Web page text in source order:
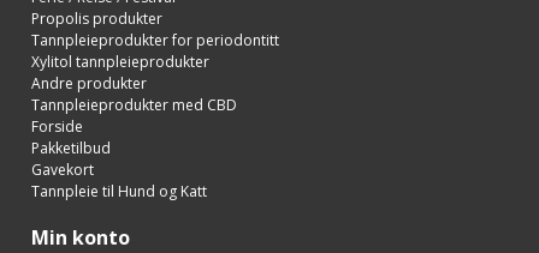
Propolis produkter
Tannpleieprodukter for periodontitt
Xylitol tannpleieprodukter
Andre produkter
Tannpleieprodukter med CBD
Forside
Pakketilbud
Gavekort
Tannpleie til Hund og Katt
Min konto